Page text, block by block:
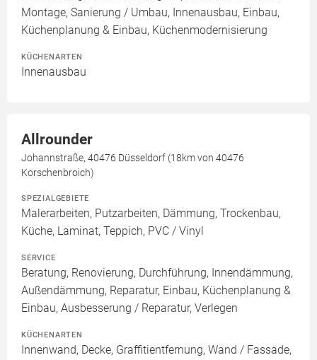
Montage, Sanierung / Umbau, Innenausbau, Einbau,
Küchenplanung & Einbau, Küchenmodernisierung
KÜCHENARTEN
Innenausbau
Allrounder
Johannstraße, 40476 Düsseldorf (18km von 40476
Korschenbroich)
SPEZIALGEBIETE
Malerarbeiten, Putzarbeiten, Dämmung, Trockenbau,
Küche, Laminat, Teppich, PVC / Vinyl
SERVICE
Beratung, Renovierung, Durchführung, Innendämmung,
Außendämmung, Reparatur, Einbau, Küchenplanung &
Einbau, Ausbesserung / Reparatur, Verlegen
KÜCHENARTEN
Innenwand, Decke, Graffitientfernung, Wand / Fassade,